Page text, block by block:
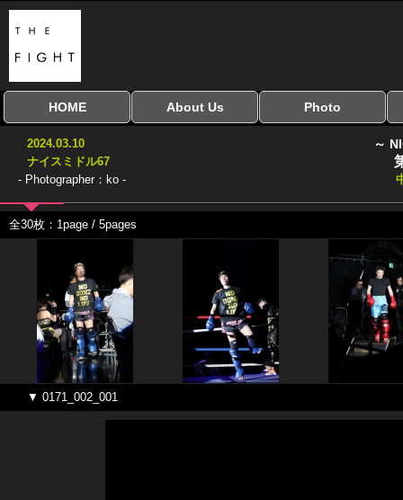
HOME
全興行を表示
ナイスミドル
アマチュアキック
協議会
全日本学生キック
建武館キッズ大会
Bigbang
おやじファイト
About Us Photo
2024.03.10
ナイスミドル67
- Photographer：ko -
～
全30枚：1page / 5pages
▼ 0171_002_001